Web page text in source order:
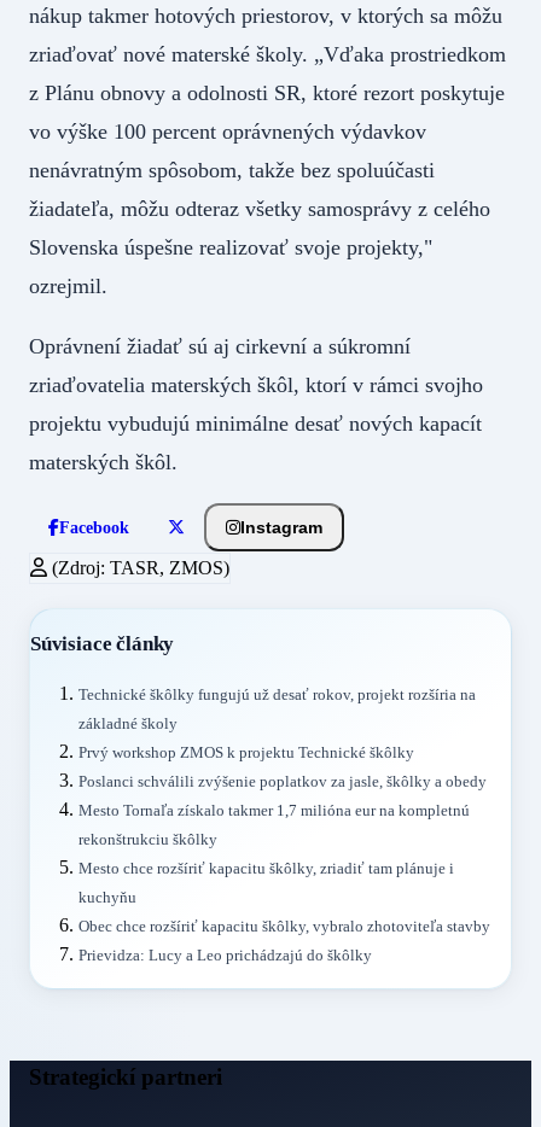
nákup takmer hotových priestorov, v ktorých sa môžu
zriaďovať nové materské školy. „Vďaka prostriedkom
z Plánu obnovy a odolnosti SR, ktoré rezort poskytuje
vo výške 100 percent oprávnených výdavkov
nenávratným spôsobom, takže bez spoluúčasti
žiadateľa, môžu odteraz všetky samosprávy z celého
Slovenska úspešne realizovať svoje projekty,"
ozrejmil.
Oprávnení žiadať sú aj cirkevní a súkromní
zriaďovatelia materských škôl, ktorí v rámci svojho
projektu vybudujú minimálne desať nových kapacít
materských škôl.
Facebook Instagram
(Zdroj: TASR, ZMOS)
Súvisiace články
Technické škôlky fungujú už desať rokov, projekt rozšíria na
základné školy
Prvý workshop ZMOS k projektu Technické škôlky
Poslanci schválili zvýšenie poplatkov za jasle, škôlky a obedy
Mesto Tornaľa získalo takmer 1,7 milióna eur na kompletnú
rekonštrukciu škôlky
Mesto chce rozšíriť kapacitu škôlky, zriadiť tam plánuje i
kuchyňu
Obec chce rozšíriť kapacitu škôlky, vybralo zhotoviteľa stavby
Prievidza: Lucy a Leo prichádzajú do škôlky
Strategickí partneri